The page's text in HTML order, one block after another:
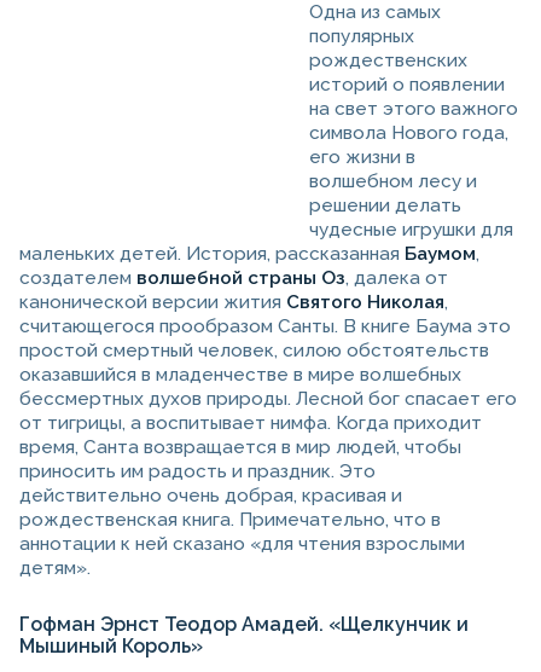
Одна из самых
популярных
рождественских
историй о появлении
на свет этого важного
символа Нового года,
его жизни в
волшебном лесу и
решении делать
чудесные игрушки для
маленьких детей. История, рассказанная Баумом,
создателем волшебной страны Оз, далека от
канонической версии жития Святого Николая,
считающегося прообразом Санты. В книге Баума это
простой смертный человек, силою обстоятельств
оказавшийся в младенчестве в мире волшебных
бессмертных духов природы. Лесной бог спасает его
от тигрицы, а воспитывает нимфа. Когда приходит
время, Санта возвращается в мир людей, чтобы
приносить им радость и праздник. Это
действительно очень добрая, красивая и
рождественская книга. Примечательно, что в
аннотации к ней сказано «для чтения взрослыми
детям».
Гофман Эрнст Теодор Амадей. «Щелкунчик и
Мышиный Король»